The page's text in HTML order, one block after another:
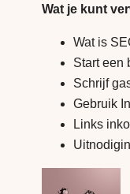
Wat je kunt
Wat is
Start een
Schrijf
Gebruik
Links